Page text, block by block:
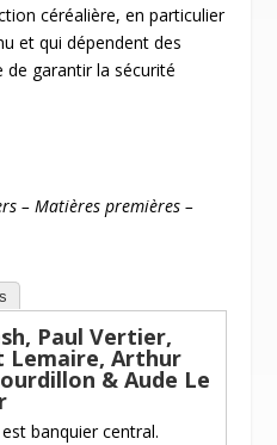
céréalière, en particulier
et qui dépendent des
garantir la sécurité
– Matières premières –
Paul Vertier,
Lemaire, Arthur
& Aude Le
banquier central.